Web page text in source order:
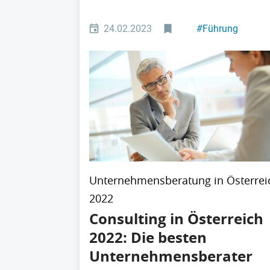
24.02.2023 #Führung
Unternehmensberatung in
2022
Consulting in Österreich
2022: Die besten
Unternehmensberater